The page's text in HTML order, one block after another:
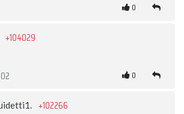
0
+104029
0
+102266